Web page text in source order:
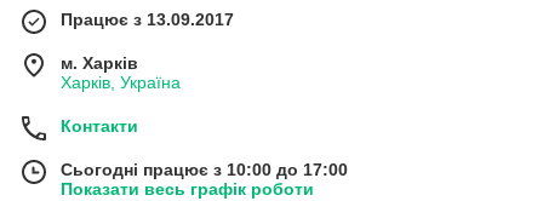
Працює з 13.09.2017
м. Харків
Харків, Україна
Контакти
Сьогодні працює з 10:00 до 17:00
Показати весь графік роботи